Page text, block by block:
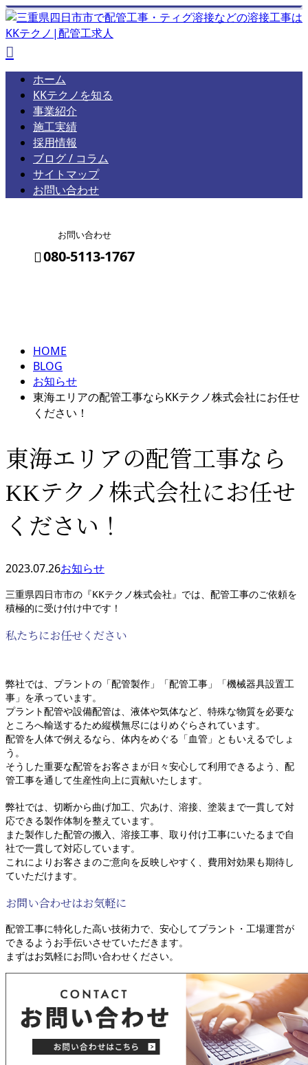
ホーム
KKテクノを知る
事業紹介
施工実績
採用情報
ブログ / コラム
サイトマップ
お問い合わせ
お問い合わせ
080-5113-1767
HOME
BLOG
お知らせ
東海エリアの配管工事ならKKテクノ株式会社にお任せ
ください！
東海エリアの配管工事なら
KKテクノ株式会社にお任せ
ください！
2023.07.26お知らせ
三重県四日市市の『KKテクノ株式会社』では、配管工事のご依頼を
積極的に受け付け中です！
私たちにお任せください
弊社では、プラントの「配管製作」「配管工事」「機械器具設置工
事」を承っています。
プラント配管や設備配管は、液体や気体など、特殊な物質を必要な
ところへ輸送するため縦横無尽にはりめぐらされています。
配管を人体で例えるなら、体内をめぐる「血管」ともいえるでしょ
う。
そうした重要な配管をお客さまが日々安心して利用できるよう、配
管工事を通して生産性向上に貢献いたします。
弊社では、切断から曲げ加工、穴あけ、溶接、塗装まで一貫して対
応できる製作体制を整えています。
また製作した配管の搬入、溶接工事、取り付け工事にいたるまで自
社で一貫して対応しています。
これによりお客さまのご意向を反映しやすく、費用対効果も期待し
ていただけます。
お問い合わせはお気軽に
配管工事に特化した高い技術力で、安心してプラント・工場運営が
できるようお手伝いさせていただきます。
まずはお気軽にお問い合わせください。